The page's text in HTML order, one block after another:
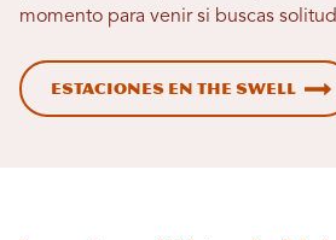
momento para venir si buscas
Estaciones en The Swell